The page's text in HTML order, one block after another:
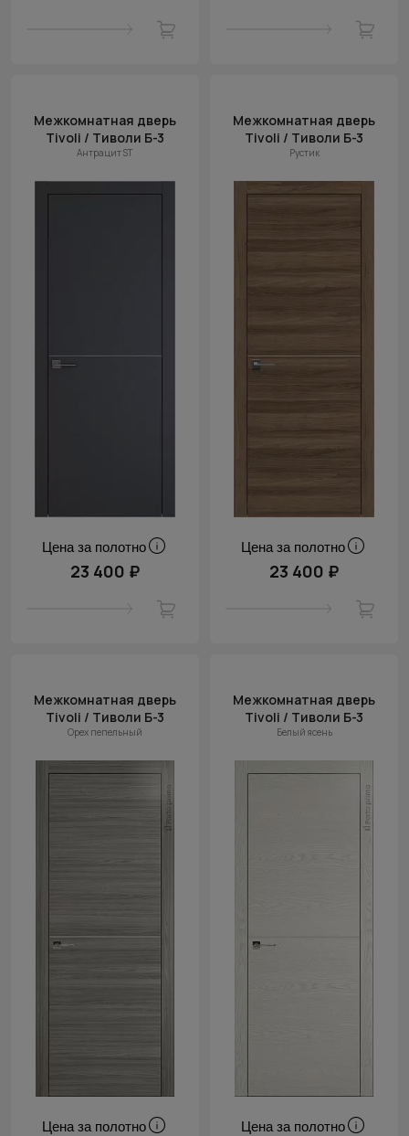
Межкомнатная дверь
Tivoli / Тиволи Б-3
Антрацит ST
Цена за полотно
23 400 ₽
Межкомнатная дверь
Tivoli / Тиволи Б-3
Рустик
Цена за полотно
23 400 ₽
Межкомнатная дверь
Tivoli / Тиволи Б-3
Орех пепельный
Цена за полотно
Межкомнатная дверь
Tivoli / Тиволи Б-3
Белый ясень
Цена за полотно